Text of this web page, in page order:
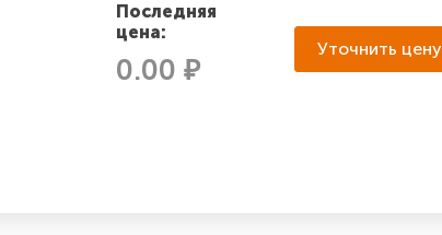
Последняя
цена:
0.00 ₽
Уточнить цену